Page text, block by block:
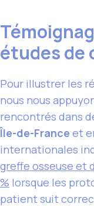
études de
Pour illustrer les
nous nous
rencontrés dans
Île-de-France et
internationales
greffe osseuse et
% lorsque les
patient suit